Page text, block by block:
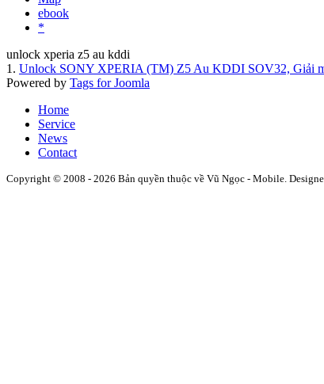
ebook
*
unlock xperia z5 au kddi
1. Unlock SONY XPERIA (TM) Z5 Au KDDI SOV32, Giải
Powered by Tags for Joomla
Home
Service
News
Contact
Copyright © 2008 - 2026 Bản quyền thuộc về Vũ Ngọc - Mobile.